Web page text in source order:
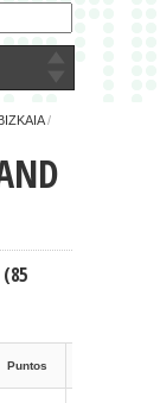
/
Puntos